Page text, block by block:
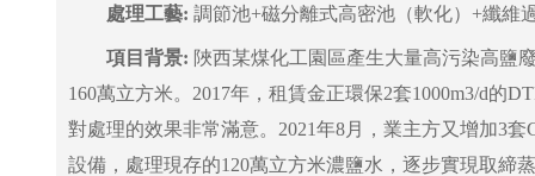
處理工藝: 調節池+磁分離式高密池（軟化）+纖維
項目背景: 陜西某煤化工園區產生大量高污染高鹽
160萬立方米。2017年，租賃金正環保2套1000m3/d的
對處理的效果非常滿意。2021年8月，業主方又增加3
設備，處理現存的120萬立方米濃鹽水，逐步實現取締